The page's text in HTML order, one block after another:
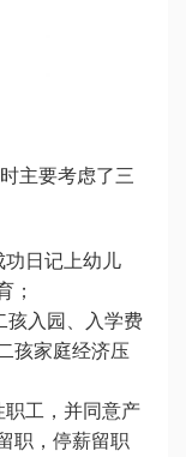
主要考虑了三
功日记上幼儿
；
孩入园、入学费
孩家庭经济压
工，并同意产
职，停薪留职